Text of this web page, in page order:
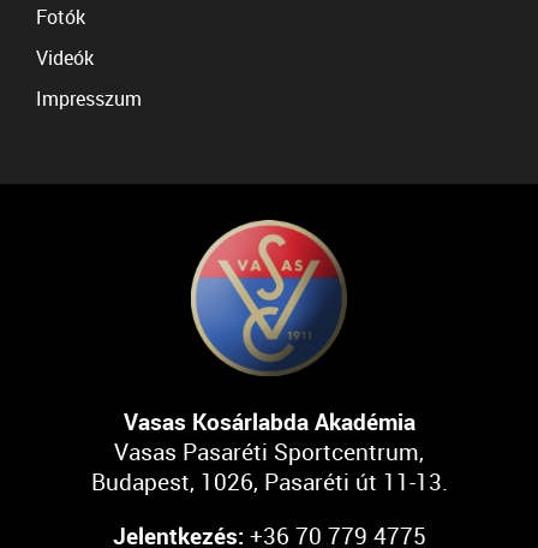
Fotók
Videók
Impresszum
Vasas Kosárlabda Akadémia
Vasas Pasaréti Sportcentrum,
Budapest, 1026, Pasaréti út 11-13.
Jelentkezés: +36 70 779 4775